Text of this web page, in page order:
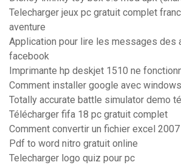
Telecharger jeux pc gratuit complet
aventure
Application pour lire les messages des
facebook
Imprimante hp deskjet 1510 ne
Comment installer google avec
Totally accurate battle simulator demo
Télécharger fifa 18 pc gratuit complet
Comment convertir un fichier excel
Pdf to word nitro gratuit online
Telecharger logo quiz pour pc